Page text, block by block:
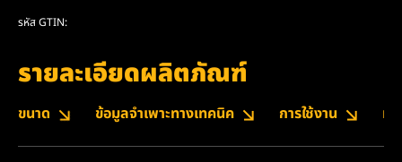
รหัส GTIN:
รายละเอียดผลิตภัณฑ์
ขนาด ข้อมูลจำเพาะทางเทคนิค การใช้งาน ห